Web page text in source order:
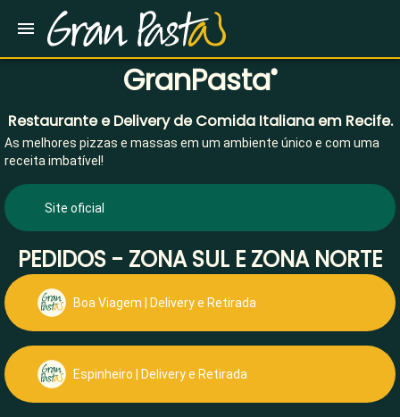
GranPasta®
Restaurante e Delivery de Comida Italiana em Recife.
As melhores pizzas e massas em um ambiente único e com uma
receita imbatível!
Site oficial
PEDIDOS - ZONA SUL E ZONA NORTE
Boa Viagem | Delivery e Retirada
Espinheiro | Delivery e Retirada